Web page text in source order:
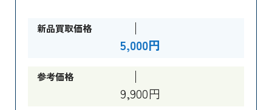
新品買取価格
5,000円
参考価格
9,900円